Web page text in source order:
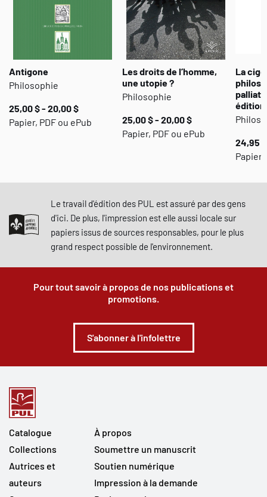
Antigone
Philosophie
25,00 $ - 20,00 $
Papier, PDF ou ePub
Les droits de l’homme,
une utopie ?
Philosophie
25,00 $ - 20,00 $
Papier, PDF ou ePub
La
24,95
Papier
Le travail d'édition des PUL est assuré par des gens
d'ici. De plus, l'impression est elle aussi locale sur
papiers issus de sources responsables, pour le plus
grand respect possible de l'environnement.
Pour tout savoir à propos de nos publications et
promotions.
S'abonner à l'infolettre
Catalogue
Collections
Autrices et
auteurs
À propos
Soumettre un manuscrit
Soutien numérique
Impression à la demande